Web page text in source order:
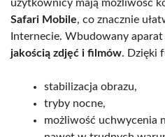
użytkownicy mają możliwość
Safari Mobile, co znacznie
Internecie. Wbudowany
jakością zdjęć i filmów. Dzięki
stabilizacja obrazu,
tryby nocne,
możliwość uchwycenia